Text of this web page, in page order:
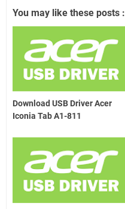
You may like these posts :
Download USB Driver Acer
Iconia Tab A1-811